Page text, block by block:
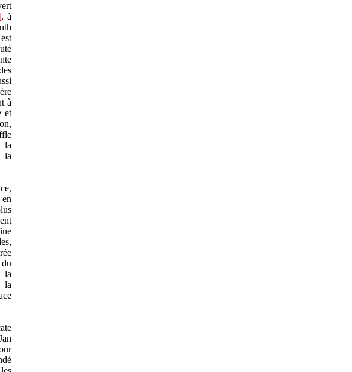
, à
à
et
la
la
la
la